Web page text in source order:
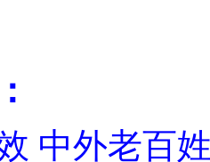
中外老百